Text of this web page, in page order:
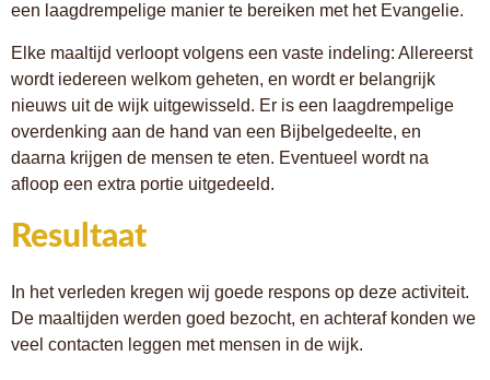
een laagdrempelige manier te bereiken met het Evangelie.
Elke maaltijd verloopt volgens een vaste indeling: Allereerst
wordt iedereen welkom geheten, en wordt er belangrijk
nieuws uit de wijk uitgewisseld. Er is een laagdrempelige
overdenking aan de hand van een Bijbelgedeelte, en
daarna krijgen de mensen te eten. Eventueel wordt na
afloop een extra portie uitgedeeld.
Resultaat
In het verleden kregen wij goede respons op deze activiteit.
De maaltijden werden goed bezocht, en achteraf konden we
veel contacten leggen met mensen in de wijk.